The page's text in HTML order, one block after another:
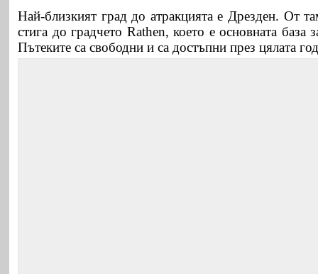
Най-близкият град до атракцията е Дрезден. От
стига до градчето Rathen, което е основната база
Пътеките са свободни и са достъпни през цялата